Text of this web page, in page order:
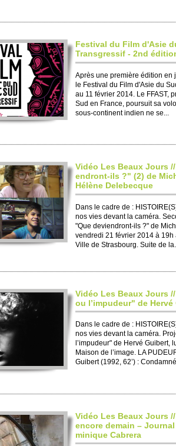
Festi­val du Film d'Asie
Transgre­ssif - 2nd
Après une première édition en
le Festi­val du Film d'Asie du
au 11 février 2014. Le FFAST,
Sud en France, po­ursuit sa
sous-continent indien ne se...
Vidéo Les Beaux Jours
endront-ils ?" (2) de
Hélène De­lebe­cque
Dans le cadre de :
nos vies devant la caméra.
"Que devi­endront-ils ?" de
vendredi 21 février 2014 à 19h
Ville de Strasbo­urg. Suite de
Vidéo Les Beaux Jours
ou l’impudeur" de Hervé
Dans le cadre de :
nos vies devant la caméra.
l’impudeur" de Hervé Guibert,
Maison de l’image. LA
Guibert (1992, 62’) :
Vidéo Les Beaux Jours
encore de­main –
minique Cabrera